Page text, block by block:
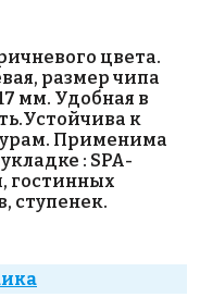
цвета.
размер чипа
мм. Удобная в
к
Применима
: SPA-
гостинных
ступенек.